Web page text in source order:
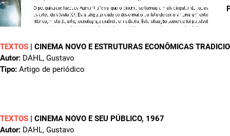
TEXTOS | CINEMA NOVO E ESTRUTURAS ECONÔMICAS
Autor: DAHL, Gustavo
Tipo: Artigo de periódico
TEXTOS | CINEMA NOVO E SEU PÚBLICO, 1967
Autor: DAHL, Gustavo